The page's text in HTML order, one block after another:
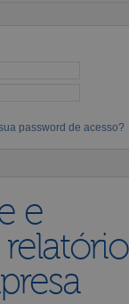
password de acesso?
e